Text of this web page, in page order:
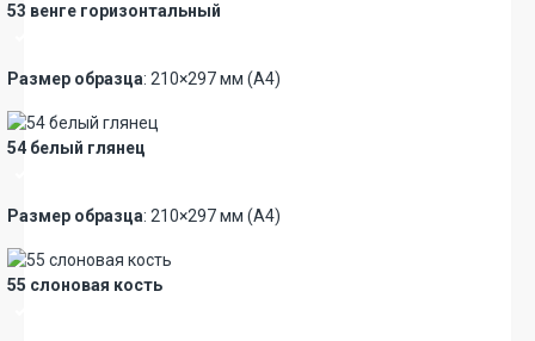
53 венге горизонтальный
Размер образца: 210×297 мм (А4)
54 белый глянец
Размер образца: 210×297 мм (А4)
55 слоновая кость